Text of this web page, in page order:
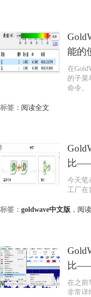
能的
在
的子菜
命令。
标签： 阅读全文
比
今天笔
工厂在
标签： goldwave中文版 ， 阅
比
在之前
非常详